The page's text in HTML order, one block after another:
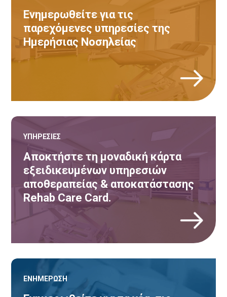
Ενημερωθείτε για τις
παρεχόμενες υπηρεσίες της
Ημερήσιας Νοσηλείας
Κ
ΥΠΗΡΕΣΙΕΣ
Αποκτήστε τη μοναδική κάρτα
εξειδικευμένων υπηρεσιών
αποθεραπείας & αποκατάστασης
Rehab Care Card.
Κ
ΕΝΗΜΕΡΩΣΗ